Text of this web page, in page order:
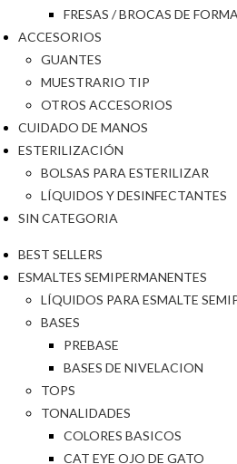
FRESAS / BROCAS DE
ACCESORIOS
GUANTES
MUESTRARIO TIP
OTROS ACCESORIOS
CUIDADO DE MANOS
ESTERILIZACIÓN
BOLSAS PARA ESTERILIZAR
LÍQUIDOS Y DESINFECTANTES
SIN CATEGORIA
BEST SELLERS
ESMALTES SEMIPERMANENTES
LÍQUIDOS PARA ESMALTE
BASES
PREBASE
BASES DE NIVELACION
TOPS
TONALIDADES
COLORES BASICOS
CAT EYE OJO DE GATO